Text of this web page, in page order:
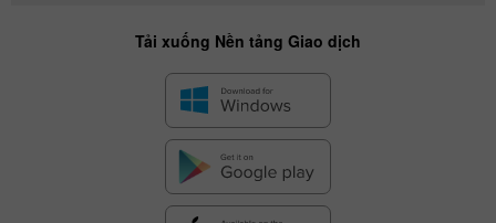
Tải xuống Nền tảng Giao dịch